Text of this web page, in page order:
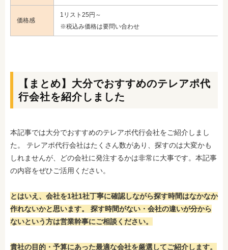
価格感
1リスト25円～
※税込み価格は要問い合わせ
【まとめ】大分でおすすめのテレアポ代
行会社を紹介しました
本記事では大分でおすすめのテレアポ代行会社をご紹介しまし
た。 テレアポ代行会社はたくさん数があり、探すのは大変かも
しれませんが、どの会社に発注するかは非常に大事です。本記事
の内容をぜひご活用ください。
とはいえ、会社を1社1社丁寧に確認しながら探す時間はなかなか
作れないかと思います。 探す時間がない・会社の違いが分から
ないという方は営業幹事にご相談ください。
貴社の目的・予算にあった最適な会社を厳選してご紹介します。